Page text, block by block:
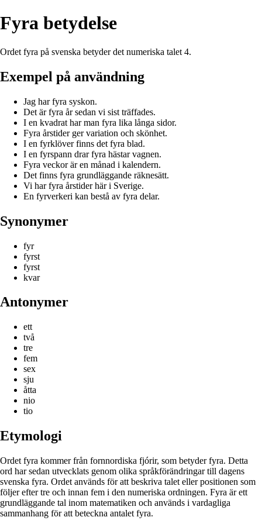
Fyra betydelse
Ordet fyra på svenska betyder det numeriska talet 4.
Exempel på användning
Jag har fyra syskon.
Det är fyra år sedan vi sist träffades.
I en kvadrat har man fyra lika långa sidor.
Fyra årstider ger variation och skönhet.
I en fyrklöver finns det fyra blad.
I en fyrspann drar fyra hästar vagnen.
Fyra veckor är en månad i kalendern.
Det finns fyra grundläggande räknesätt.
Vi har fyra årstider här i Sverige.
En fyrverkeri kan bestå av fyra delar.
Synonymer
fyr
fyrst
fyrst
kvar
Antonymer
ett
två
tre
fem
sex
sju
åtta
nio
tio
Etymologi
Ordet fyra kommer från fornnordiska fjórir, som betyder fyra. Detta
ord har sedan utvecklats genom olika språkförändringar till dagens
svenska fyra. Ordet används för att beskriva talet eller positionen som
följer efter tre och innan fem i den numeriska ordningen. Fyra är ett
grundläggande tal inom matematiken och används i vardagliga
sammanhang för att beteckna antalet fyra.